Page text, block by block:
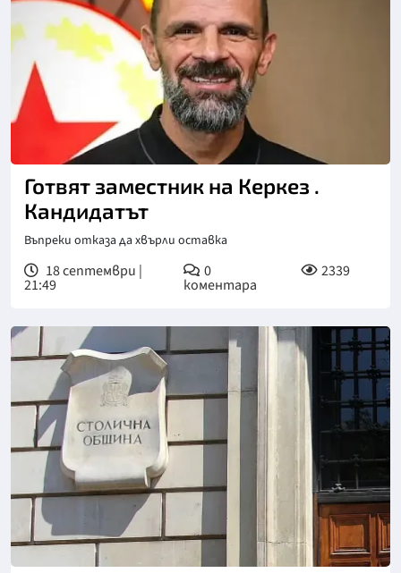
Готвят заместник на Керкез .
Кандидатът
Въпреки отказа да хвърли оставка
18 септември |
21:49
0
коментара
2339
Снимка: БГНЕС